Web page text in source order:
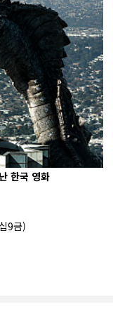
한국 영화
9금)